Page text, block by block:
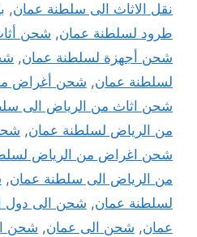
نقل الاثاث الى سلطنة عمان,
طرود لسلطنة عمان, شحن
شحن أجهزة لسلطنة عمان,
لسلطنة عمان, شحن أغراض
شحن اثاث من الرياض الى
من الرياض لسلطنة عمان,
شحن اغراض من الرياض
من الرياض الى سلطنة عمان,
لسلطنة عمان, شحن الى دول
عمان, شحن الى عمان, شحن